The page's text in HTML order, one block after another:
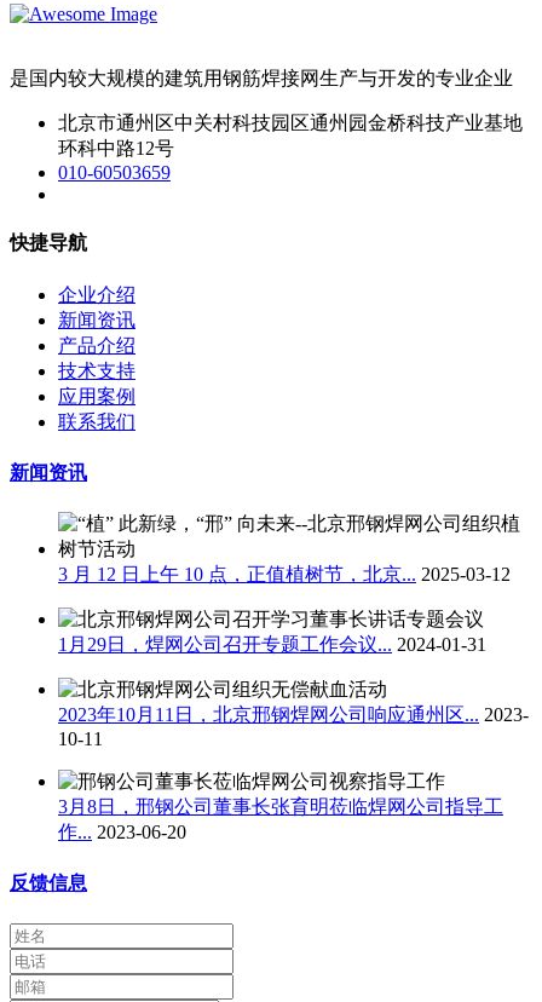
是国内较大规模的建筑用钢筋焊接网生产与开发的专业企业
北京市通州区中关村科技园区通州园金桥科技产业基地
环科中路12号
010-60503659
快捷导航
企业介绍
新闻资讯
产品介绍
技术支持
应用案例
联系我们
新闻资讯
3 月 12 日上午 10 点，正值植树节，北京... 2025-03-12
1月29日，焊网公司召开专题工作会议... 2024-01-31
2023年10月11日，北京邢钢焊网公司响应通州区... 2023-
10-11
3月8日，邢钢公司董事长张育明莅临焊网公司指导工
作... 2023-06-20
反馈信息